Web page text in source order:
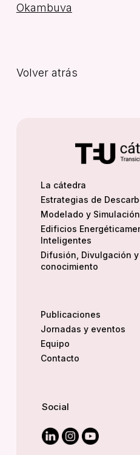
Okambuva
Volver atrás
La cátedra
Estrategias de
Modelado y
Edificios
Inteligentes
Difusión, Divulgación
conocimiento
Publicaciones
Jornadas y eventos
Equipo
Contacto
Social